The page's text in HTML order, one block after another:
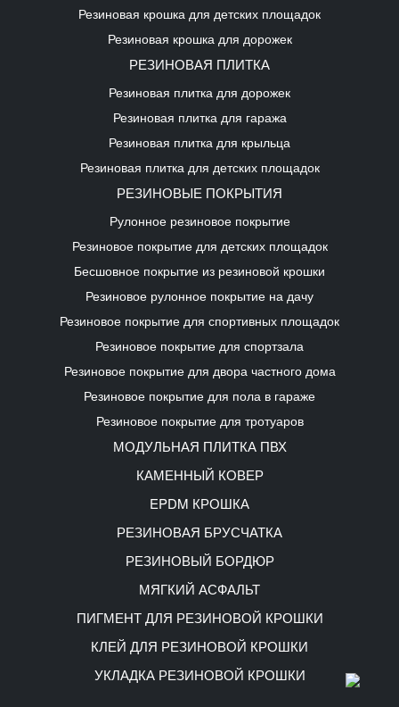
Резиновая крошка для детских площадок
Резиновая крошка для дорожек
РЕЗИНОВАЯ ПЛИТКА
Резиновая плитка для дорожек
Резиновая плитка для гаража
Резиновая плитка для крыльца
Резиновая плитка для детских площадок
РЕЗИНОВЫЕ ПОКРЫТИЯ
Рулонное резиновое покрытие
Резиновое покрытие для детских площадок
Бесшовное покрытие из резиновой крошки
Резиновое рулонное покрытие на дачу
Резиновое покрытие для спортивных площадок
Резиновое покрытие для спортзала
Резиновое покрытие для двора частного дома
Резиновое покрытие для пола в гараже
Резиновое покрытие для тротуаров
МОДУЛЬНАЯ ПЛИТКА ПВХ
КАМЕННЫЙ КОВЕР
EPDM КРОШКА
РЕЗИНОВАЯ БРУСЧАТКА
РЕЗИНОВЫЙ БОРДЮР
МЯГКИЙ АСФАЛЬТ
ПИГМЕНТ ДЛЯ РЕЗИНОВОЙ КРОШКИ
КЛЕЙ ДЛЯ РЕЗИНОВОЙ КРОШКИ
УКЛАДКА РЕЗИНОВОЙ КРОШКИ